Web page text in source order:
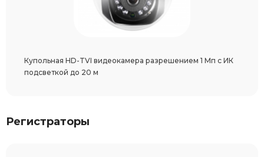
Купольная HD-TVI видеокамера разрешением 1 Мп с ИК
подсветкой до 20 м
Регистраторы